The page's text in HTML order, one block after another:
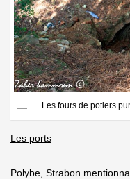
Les fours de potiers
Les ports
Polybe, Strabon